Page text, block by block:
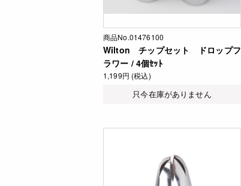
商品No.01476100
Wilton チップセット ドロップフ
ラワー / 4個ｾｯﾄ
1,199円 (税込)
只今在庫がありません